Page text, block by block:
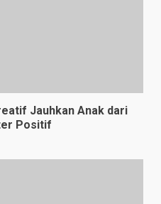
Jauhkan Anak dari
Positif